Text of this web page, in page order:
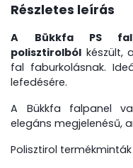
Részletes leírás
A Bükkfa PS
polisztirolból készült,
fal faburkolásnak.
lefedésére.
A Bükkfa falpanel
elegáns megjelenésű,
Polisztirol